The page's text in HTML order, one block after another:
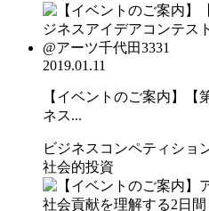
2019.01.11
【イベントのご案内】【
ネス...
ビジネスコンペティショ
社会的投資